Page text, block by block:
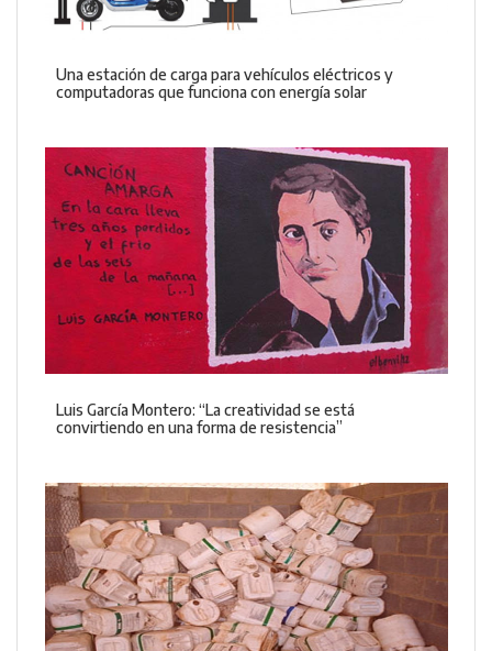
Una estación de carga para vehículos eléctricos y
computadoras que funciona con energía solar
Luis García Montero: “La creatividad se está
convirtiendo en una forma de resistencia”